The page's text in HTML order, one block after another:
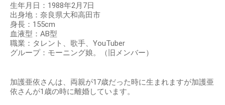
生年月日：1988年2月7日
出身地：奈良県大和高田市
身長：155cm
血液型：AB型
職業：タレント、歌手、YouTuber
グループ：モーニング娘。（旧メンバー）
加護亜依さんは、両親が17歳だった時に生まれますが加護亜
依さんが1歳の時に離婚しています。